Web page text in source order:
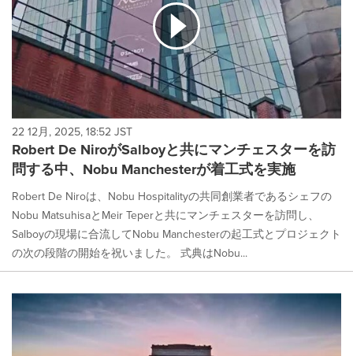
22 12月, 2025, 18:52 JST
Robert De NiroがSalboyと共にマンチェスターを訪
問する中、Nobu Manchesterが着工式を実施
Robert De Niroは、Nobu Hospitalityの共同創業者であるシェフの
Nobu MatsuhisaとMeir Teperと共にマンチェスターを訪問し、
Salboyの現場に合流してNobu Manchesterの起工式とプロジェクト
の次の段階の開始を祝いました。 式典はNobu...